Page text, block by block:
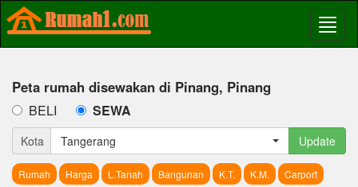
Peta rumah disewakan di Pinang, Pinang
BELI SEWA
Kota Tangerang Update
Rumah Harga L.Tanah Bangunan K.T. K.M.
Carport